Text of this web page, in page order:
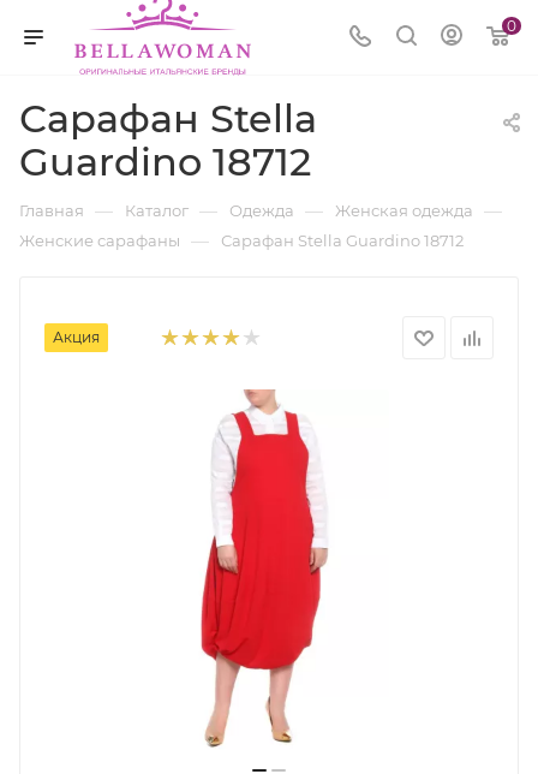
0
Сарафан Stella
Guardino 18712
Главная — Каталог — Одежда — Женская одежда —
Женские сарафаны — Сарафан Stella Guardino 18712
Акция